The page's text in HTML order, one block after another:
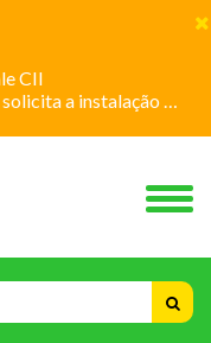
CII
instalação de aplicativos